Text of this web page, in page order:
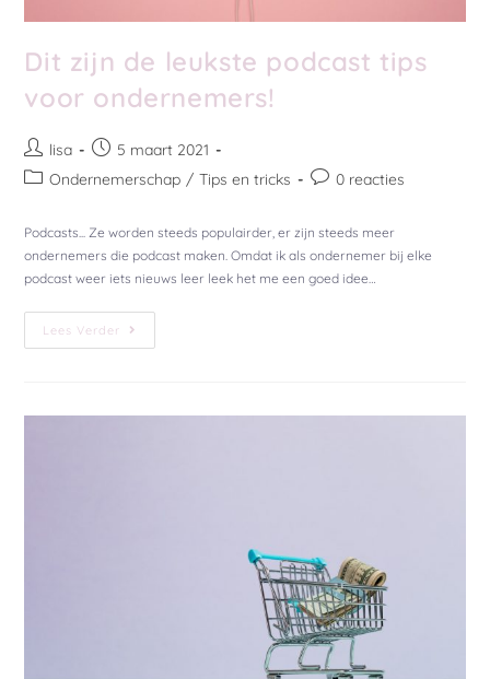
Dit zijn de leukste podcast tips
voor ondernemers!
lisa
5 maart 2021
Ondernemerschap / Tips en tricks 0 reacties
Podcasts... Ze worden steeds populairder, er zijn steeds meer
ondernemers die podcast maken. Omdat ik als ondernemer bij elke
podcast weer iets nieuws leer leek het me een goed idee…
Lees Verder